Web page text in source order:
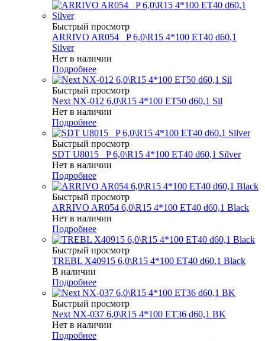
Быстрый просмотр
ARRIVO AR054 _P 6,0\R15 4*100 ET40 d60,1
Silver
Нет в наличии
Подробнее
Быстрый просмотр
Next NX-012 6,0\R15 4*100 ET50 d60,1 Sil
Нет в наличии
Подробнее
Быстрый просмотр
SDT U8015 _P 6,0\R15 4*100 ET40 d60,1 Silver
Нет в наличии
Подробнее
Быстрый просмотр
ARRIVO AR054 6,0\R15 4*100 ET40 d60,1 Black
Нет в наличии
Подробнее
Быстрый просмотр
TREBL X40915 6,0\R15 4*100 ET40 d60,1 Black
В наличии
Подробнее
Быстрый просмотр
Next NX-037 6,0\R15 4*100 ET36 d60,1 BK
Нет в наличии
Подробнее